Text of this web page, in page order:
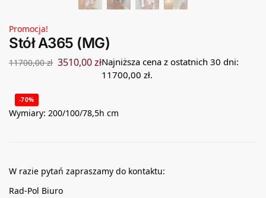
Promocja!
Stół A365 (MG)
11700,00zł 3510,00złNajniższa cena z ostatnich 30 dni:
11700,00 zł.
-70%
Wymiary: 200/100/78,5h cm
W razie pytań zapraszamy do kontaktu:
Rad-Pol Biuro